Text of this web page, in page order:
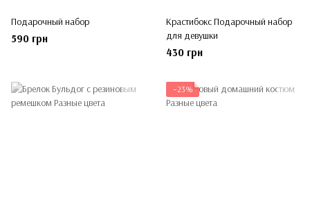
Подарочный набор
590 грн
Крастибокс Подарочный набор
для девушки
430 грн
−23%